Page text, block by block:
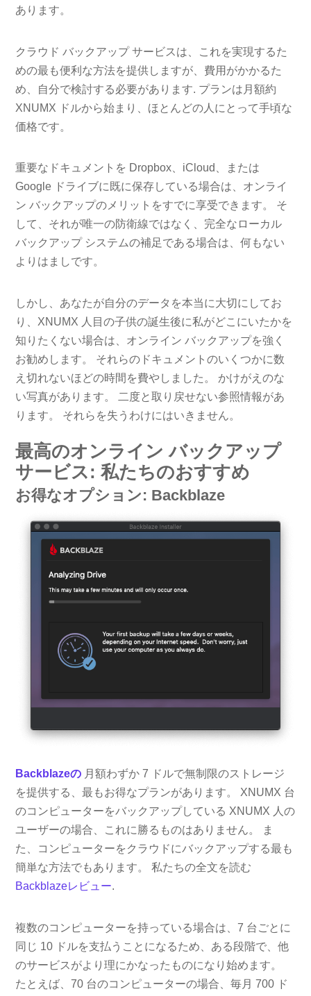
あります。
クラウド バックアップ サービスは、これを実現するた
めの最も便利な方法を提供しますが、費用がかかるた
め、自分で検討する必要があります. プランは月額約
XNUMX ドルから始まり、ほとんどの人にとって手頃な
価格です。
重要なドキュメントを Dropbox、iCloud、または
Google ドライブに既に保存している場合は、オンライ
ン バックアップのメリットをすでに享受できます。 そ
して、それが唯一の防衛線ではなく、完全なローカル
バックアップ システムの補足である場合は、何もない
よりはましです。
しかし、あなたが自分のデータを本当に大切にしてお
り、XNUMX 人目の子供の誕生後に私がどこにいたかを
知りたくない場合は、オンライン バックアップを強く
お勧めします。 それらのドキュメントのいくつかに数
え切れないほどの時間を費やしました。 かけがえのな
い写真があります。 二度と取り戻せない参照情報があ
ります。 それらを失うわけにはいきません。
最高のオンライン バックアップ
サービス: 私たちのおすすめ
お得なオプション: Backblaze
Backblazeの 月額わずか 7 ドルで無制限のストレージ
を提供する、最もお得なプランがあります。 XNUMX 台
のコンピューターをバックアップしている XNUMX 人の
ユーザーの場合、これに勝るものはありません。 ま
た、コンピューターをクラウドにバックアップする最も
簡単な方法でもあります。 私たちの全文を読む
Backblazeレビュー.
複数のコンピューターを持っている場合は、7 台ごとに
同じ 10 ドルを支払うことになるため、ある段階で、他
のサービスがより理にかなったものになり始めます。
たとえば、70 台のコンピューターの場合、毎月 700 ド